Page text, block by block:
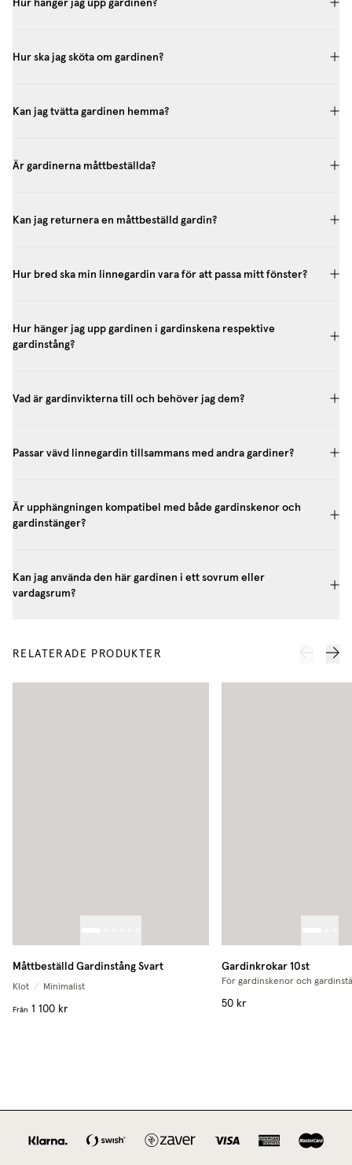
Hur ska jag sköta om gardinen?
Kan jag tvätta gardinen hemma?
Är gardinerna måttbeställda?
Kan jag returnera en måttbeställd gardin?
Hur bred ska min linnegardin vara för att passa mitt fönster?
Hur hänger jag upp gardinen i gardinskena respektive
gardinstång?
Vad är gardinvikterna till och behöver jag dem?
Passar vävd linnegardin tillsammans med andra gardiner?
Är upphängningen kompatibel med både gardinskenor och
gardinstänger?
Kan jag använda den här gardinen i ett sovrum eller
vardagsrum?
RELATERADE PRODUKTER
Måttbeställd Gardinstång Svart
Klot / Minimalist
Från 1 100 kr
Gardinkrokar 10st
För gardinskenor och
50 kr